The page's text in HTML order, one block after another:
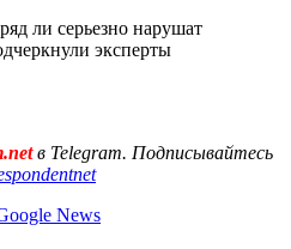
ли серьезно нарушат
эксперты
в Telegram. Подписывайтесь
News